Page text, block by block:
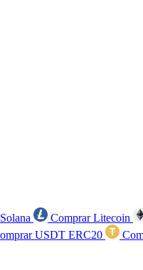
Comprar Litecoin
USDT ERC20